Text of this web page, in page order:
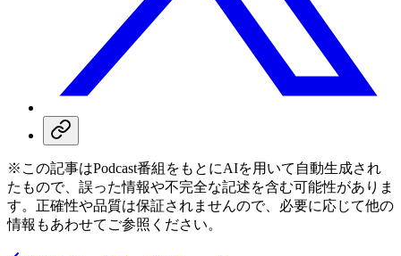
※この記事はPodcast番組をもとにAIを用いて自動生成され
たもので、誤った情報や不完全な記述を含む可能性がありま
す。正確性や品質は保証されませんので、必要に応じて他の
情報もあわせてご参照ください。